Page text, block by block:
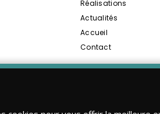
Réalisations
Actualités
Accueil
Contact